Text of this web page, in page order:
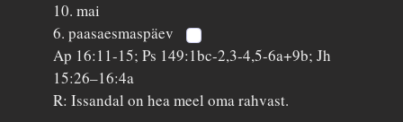
10. mai
6. paasaesmaspäev
Ap 16:11-15; Ps 149:1bc-2,3-4,5-6a+9b; Jh
15:26–16:4a
R: Issandal on hea meel oma rahvast.